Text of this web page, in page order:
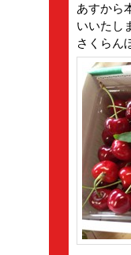
あすから
いいたし
さくらん